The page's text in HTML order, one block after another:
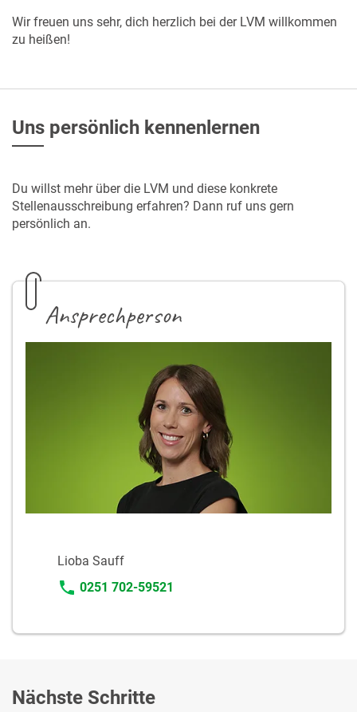
Wir freuen uns sehr, dich herzlich bei der LVM willkommen
zu heißen!
Uns persönlich kennenlernen
Du willst mehr über die LVM und diese konkrete
Stellenausschreibung erfahren? Dann ruf uns gern
persönlich an.
Ansprechperson
Lioba Sauff
0251 702-59521
Nächste Schritte